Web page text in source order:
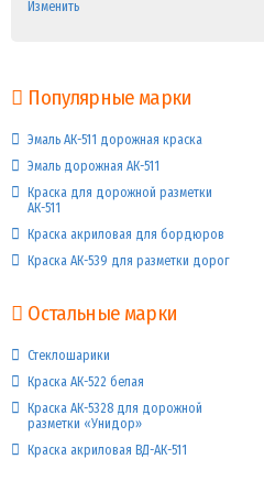
Изменить
Популярные марки
Эмаль АК-511 дорожная краска
Эмаль дорожная АК-511
Краска для дорожной разметки
АК-511
Краска акриловая для бордюров
Краска АК-539 для разметки дорог
Остальные марки
Стеклошарики
Краска АК-522 белая
Краска АК-5328 для дорожной
разметки «Унидор»
Краска акриловая ВД-АК-511